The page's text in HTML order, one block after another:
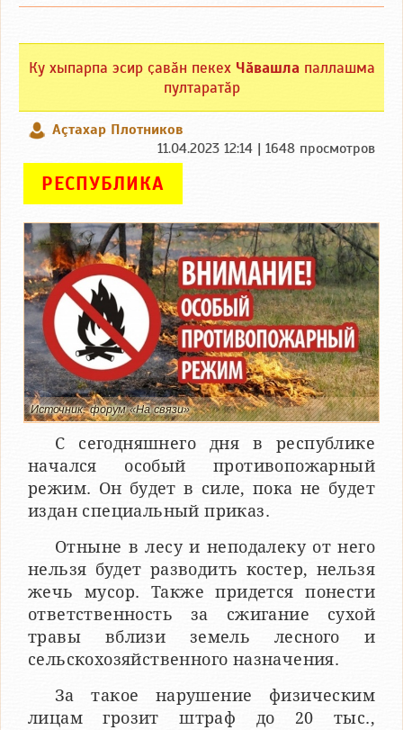
Ку хыпарпа эсир ҫавӑн пекех Чӑвашла паллашма
пултаратӑр
Аçтахар Плотников
11.04.2023 12:14 | 1648 просмотров
РЕСПУБЛИКА
Источник: форум «На связи»
С сегодняшнего дня в республике
начался особый противопожарный
режим. Он будет в силе, пока не будет
издан специальный приказ.
Отныне в лесу и неподалеку от него
нельзя будет разводить костер, нельзя
жечь мусор. Также придется понести
ответственность за сжигание сухой
травы вблизи земель лесного и
сельскохозяйственного назначения.
За такое нарушение физическим
лицам грозит штраф до 20 тыс.,